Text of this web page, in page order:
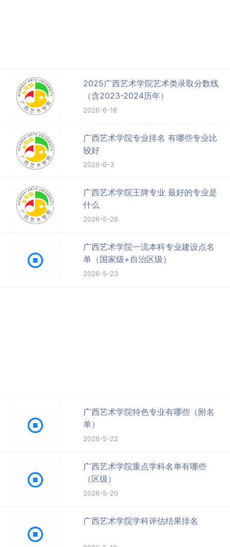
2025广西艺术学院艺术类录取分数线
（含2023-2024历年）
2026-6-18
广西艺术学院专业排名 有哪些专业比
较好
2026-6-3
广西艺术学院王牌专业 最好的专业是
什么
2026-5-29
广西艺术学院一流本科专业建设点名
单（国家级+自治区级）
2026-5-23
广西艺术学院特色专业有哪些（附名
单）
2026-5-22
广西艺术学院重点学科名单有哪些
（区级）
2026-5-20
广西艺术学院学科评估结果排名